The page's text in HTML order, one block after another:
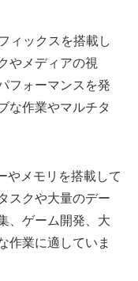
ィックスを搭載し
やメディアの視
フォーマンスを発
な作業やマルチタ
やメモリを搭載して
スクや大量のデー
、ゲーム開発、大
作業に適していま